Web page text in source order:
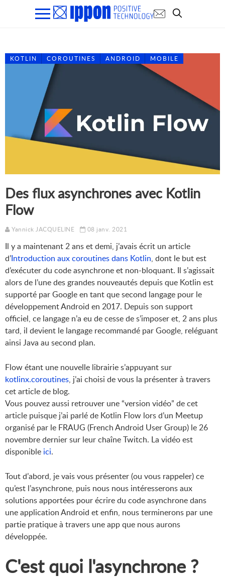
KOTLIN COROUTINES ANDROID MOBILE
Des flux asynchrones avec Kotlin
Flow
Yannick JACQUELINE 08 janv. 2021
Il y a maintenant 2 ans et demi, j’avais écrit un article
d’Introduction aux coroutines dans Kotlin, dont le but est
d’exécuter du code asynchrone et non-bloquant. Il s’agissait
alors de l’une des grandes nouveautés depuis que Kotlin est
supporté par Google en tant que second langage pour le
développement Android en 2017. Depuis son support
officiel, ce langage n’a eu de cesse de s’imposer et, 2 ans plus
tard, il devient le langage recommandé par Google, reléguant
ainsi Java au second plan.
Flow étant une nouvelle librairie s’appuyant sur
kotlinx.coroutines, j’ai choisi de vous la présenter à travers
cet article de blog.
Vous pouvez aussi retrouver une “version vidéo” de cet
article puisque j’ai parlé de Kotlin Flow lors d’un Meetup
organisé par le FRAUG (French Android User Group) le 26
novembre dernier sur leur chaîne Twitch. La vidéo est
disponible ici.
Tout d’abord, je vais vous présenter (ou vous rappeler) ce
qu’est l’asynchrone, puis nous nous intéresserons aux
solutions apportées pour écrire du code asynchrone dans
une application Android et enfin, nous terminerons par une
partie pratique à travers une app que nous aurons
développée.
C'est quoi l'asynchrone ?